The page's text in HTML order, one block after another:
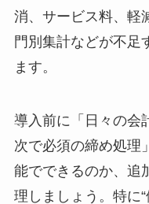
消、サービス料、軽
門別集計などが不足
ます。
導入前に「日々の会
次で必須の締め処理
能でできるのか、追
理しましょう。特に